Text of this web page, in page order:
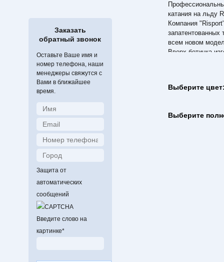
Заказать
обратный звонок
Оставьте Ваше имя и
номер телефона, наши
менеджеры свяжутся с
Вами в ближайшее
время.
Защита от
автоматических
сообщений
Введите слово на
картинке*
катания на льду
Компания
запатентованных
всем новом
Вверх ботинка
обеспечивающая
усиливающие
Выберите
Выберите